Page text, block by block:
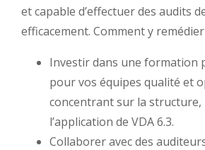
et capable d’effectuer des audits
efficacement. Comment y remédier
Investir dans une formation
pour vos équipes qualité et
concentrant sur la
l’application de VDA 6.3.
Collaborer avec des